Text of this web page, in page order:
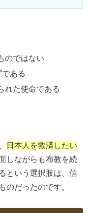
のではない
である
れた使命である
日本人を救済したい
しながらも布教を続
という選択肢は、信
のだったのです。